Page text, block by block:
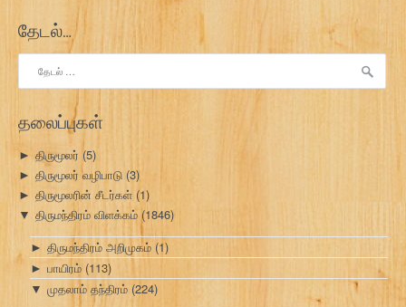
தேடல்…
தேடு:
தலைப்புகள்
► திருமூலர் (5)
► திருமூலர் வழிபாடு (3)
► திருமூலரின் சீடர்கள் (1)
▼ திருமந்திரம் விளக்கம் (1846)
► திருமந்திரம் அறிமுகம் (1)
► பாயிரம் (113)
▼ முதலாம் தந்திரம் (224)